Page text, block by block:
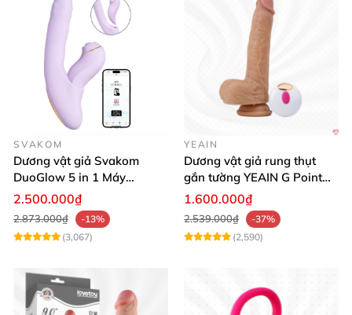
SVAKOM
Dương vật giả Svakom
DuoGlow 5 in 1 Máy
Massage Điểm G & Âm Vật
Điều Khiển App
2.500.000₫
2.873.000₫
-13%
(3,067)
YEAIN
Dương vật giả rung thụt
gắn tường YEAIN G Point
siêu thực điều khiển từ xa
1.600.000₫
2.539.000₫
-37%
(2,590)